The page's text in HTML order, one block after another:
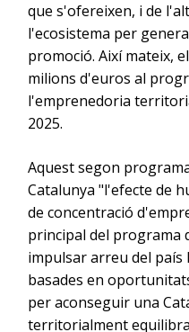
que s'ofereixen, i de
l'ecosistema per
promoció. Així mateix,
milions d'euros al
l'emprenedoria
2025.
Aquest segon
Catalunya "l'efecte de
de concentració
principal del programa
impulsar arreu del país
basades en
per aconseguir una
territorialment